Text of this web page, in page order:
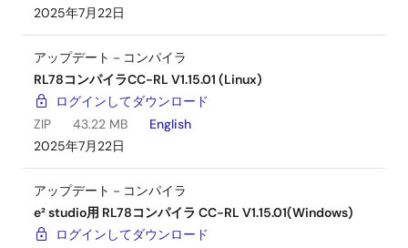
2025年7月22日
アップデート－コンパイラ
RL78コンパイラCC-RL V1.15.01 (Linux)
ログインしてダウンロード
ZIP
43.22 MB
English
2025年7月22日
アップデート－コンパイラ
e² studio用 RL78コンパイラ CC-RL V1.15.01(Windows)
ログインしてダウンロード